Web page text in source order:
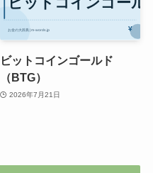
ビットコインゴールド
（BTG）
2026年7月21日